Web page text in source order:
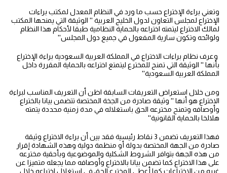
وتعني براءة الإختراع حسب ما ورد في النظام المعدل لمكتب براءات
الإختراع لمجلس التعاون لدول الخليج العربية '' الوثيقة التي يمنحها المكتب
لمالك الاختراع ليتمته اختراعه بالحماية النظامية طبقا لأحكام هذا النظام
ولوائحه وتكون سارية المفعول في جميع دول المجلس''
وعرف نظام براءات الاختراع في المملكة العربية السعودية براءة الإختراع
بأنها '' الوثيقة التي تمنح للمخترع ليتمتع اختراعه بالحماية المقررة داخل
المملكة العربية السعودية''
ومن خلال استعراض التعريفات السابقة اظن أن التعريف المناسب لبراءة
الاختراع هو أنها '' وثيقة صادرة من الجخة المختصة تتضمن بيانا بالختراع
وأوصافه وتمنح مخترعه الحق باستغلاله في مدة زمنية محددة يتمته
هلالخا بالحماية القانونية''
فهذا التعريف تضمن 3 نقاط رئيسية فقد بين أن براءة الاختراع وثيقة
صادرة من الجهة المختصة بدولة أو منظمة دولية وهذه الشهادة إقرار
من هذه الجهة بتوافر الشروط الشكلية والموضوعية وبأحقية مخترعه
على هذا الاختراع كما تضمن بيانا بالاختراع وأوصافه مما يجعله متميزا عن
غيره من الاختراعات كما أعطى المخترع الحق في استغلال اختراعه خلال